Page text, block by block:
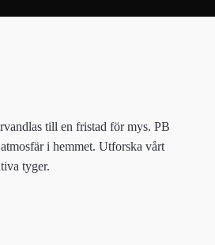
till en fristad för mys. PB
i hemmet. Utforska vårt
tyger.